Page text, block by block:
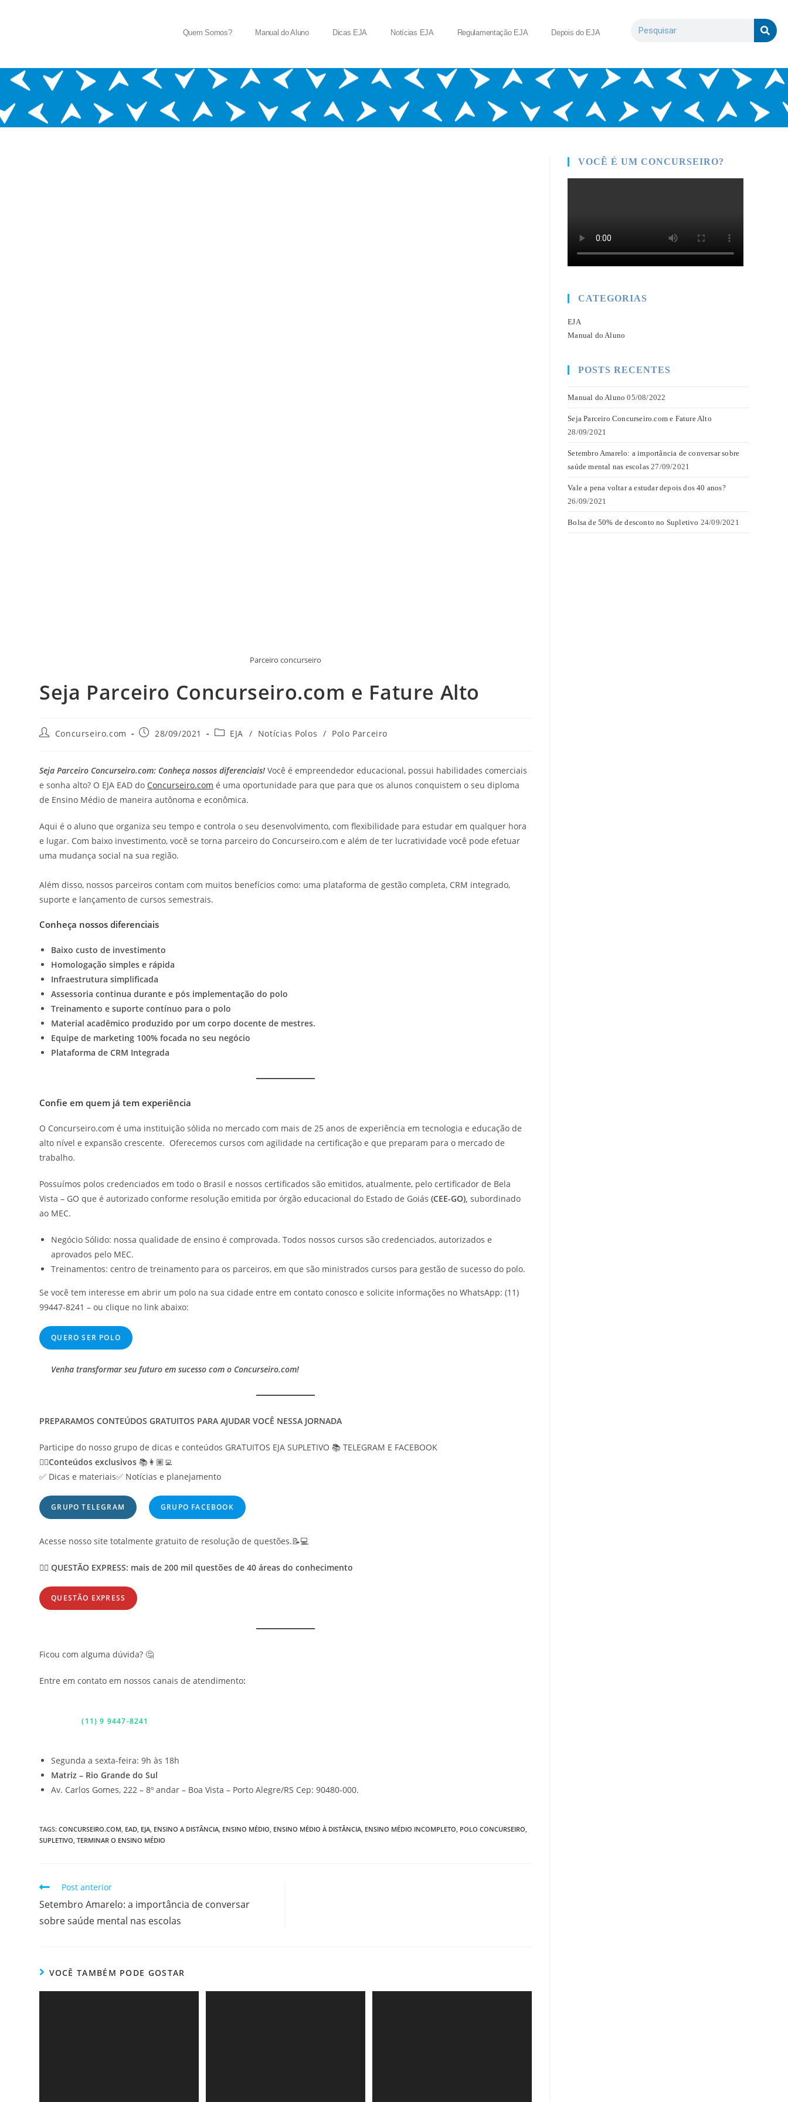
Quem Somos? Manual do Aluno Dicas EJA Notícias EJA Regulamentação EJA Depois do EJA
Parceiro concurseiro
Seja Parceiro Concurseiro.com e Fature Alto
Concurseiro.com 28/09/2021 EJA / Notícias Polos / Polo Parceiro
Seja Parceiro Concurseiro.com: Conheça nossos diferenciais! Você é empreendedor educacional, possui habilidades comerciais
e sonha alto? O EJA EAD do Concurseiro.com é uma oportunidade para que para que os alunos conquistem o seu diploma
de Ensino Médio de maneira autônoma e econômica.
Aqui é o aluno que organiza seu tempo e controla o seu desenvolvimento, com flexibilidade para estudar em qualquer hora
e lugar. Com baixo investimento, você se torna parceiro do Concurseiro.com e além de ter lucratividade você pode efetuar
uma mudança social na sua região.
Além disso, nossos parceiros contam com muitos benefícios como: uma plataforma de gestão completa, CRM integrado,
suporte e lançamento de cursos semestrais.
Conheça nossos diferenciais
Baixo custo de investimento
Homologação simples e rápida
Infraestrutura simplificada
Assessoria continua durante e pós implementação do polo
Treinamento e suporte contínuo para o polo
Material acadêmico produzido por um corpo docente de mestres.
Equipe de marketing 100% focada no seu negócio
Plataforma de CRM Integrada
Confie em quem já tem experiência
O Concurseiro.com é uma instituição sólida no mercado com mais de 25 anos de experiência em tecnologia e educação de
alto nível e expansão crescente. Oferecemos cursos com agilidade na certificação e que preparam para o mercado de
trabalho.
Possuímos polos credenciados em todo o Brasil e nossos certificados são emitidos, atualmente, pelo certificador de Bela
Vista – GO que é autorizado conforme resolução emitida por órgão educacional do Estado de Goiás(CEE-GO), subordinado
ao MEC.
Negócio Sólido: nossa qualidade de ensino é comprovada. Todos nossos cursos são credenciados, autorizados e
aprovados pelo MEC.
Treinamentos: centro de treinamento para os parceiros, em que são ministrados cursos para gestão de sucesso do polo.
Se você tem interesse em abrir um polo na sua cidade entre em contato conosco e solicite informações no WhatsApp: (11)
99447-8241 – ou clique no link abaixo:
QUERO SER POLO
Venha transformar seu futuro em sucesso com o Concurseiro.com!
PREPARAMOS CONTEÚDOS GRATUITOS PARA AJUDAR VOCÊ NESSA JORNADA
Participe do nosso grupo de dicas e conteúdos GRATUITOS EJA SUPLETIVO 📚 TELEGRAM E FACEBOOK
👉🏽Conteúdos exclusivos 📚👩🏽‍💻
✅ Dicas e materiais✅ Notícias e planejamento
GRUPO TELEGRAM GRUPO FACEBOOK
Acesse nosso site totalmente gratuito de resolução de questões.📝💻
👉🏽 QUESTÃO EXPRESS: mais de 200 mil questões de 40 áreas do conhecimento
QUESTÃO EXPRESS
Ficou com alguma dúvida? 🤔
Entre em contato em nossos canais de atendimento:
(11) 9 9447-8241
Segunda a sexta-feira: 9h às 18h
Matriz – Rio Grande do Sul
Av. Carlos Gomes, 222 – 8º andar – Boa Vista – Porto Alegre/RS Cep: 90480-000.
TAGS:CONCURSEIRO.COM, EAD, EJA, ENSINO A DISTÂNCIA, ENSINO MÉDIO, ENSINO MÉDIO À DISTÂNCIA, ENSINO MÉDIO INCOMPLETO, POLO CONCURSEIRO,
SUPLETIVO, TERMINAR O ENSINO MÉDIO
Post anterior
Setembro Amarelo: a importância de conversar
sobre saúde mental nas escolas
VOCÊ TAMBÉM PODE GOSTAR
VOCÊ É UM CONCURSEIRO?
CATEGORIAS
EJA
Manual do Aluno
POSTS RECENTES
Manual do Aluno 05/08/2022
Seja Parceiro Concurseiro.com e Fature Alto
28/09/2021
Setembro Amarelo: a importância de conversar sobre
saúde mental nas escolas 27/09/2021
Vale a pena voltar a estudar depois dos 40 anos?
26/09/2021
Bolsa de 50% de desconto no Supletivo 24/09/2021